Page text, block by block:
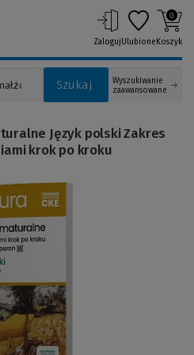
Szukaj
Wyszukiwanie
zaawansowane
ZalogujUlubione
0
Koszyk
Język polski Zakres
krok po kroku